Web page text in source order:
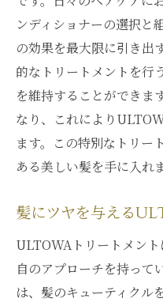
ンディショナーの選択と
の効果を最大限に引き出
的なトリートメントを行
を維持することができま
なり、これにより
ます。この特別なトリー
ある美しい髪を手に入れ
髪にツヤを与える
ULTOWAトリートメン
自のアプローチを持って
は、髪のキューティクル